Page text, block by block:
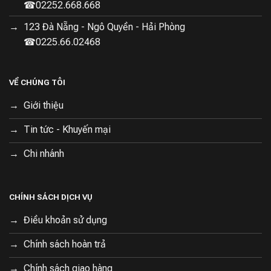
☎02252.668.668
123 Đà Nẵng - Ngô Quyền - Hải Phòng
☎0225.66.02468
VỀ CHÚNG TÔI
Giới thiệu
Tin tức - Khuyến mại
Chi nhánh
CHÍNH SÁCH DỊCH VỤ
Điều khoản sử dụng
Chính sách hoàn trả
Chính sách giao hàng